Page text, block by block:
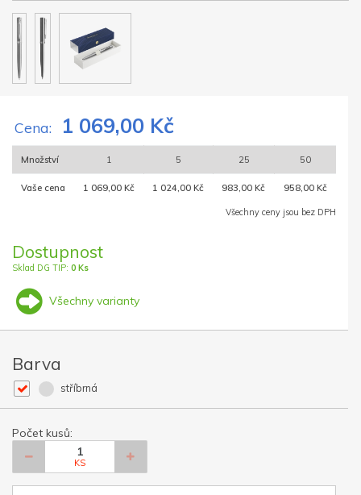
Cena: 1 069,00 Kč
Množství 1 5 25 50
Vaše cena 1 069,00 Kč 1 024,00 Kč 983,00 Kč 958,00 Kč
Všechny ceny jsou bez DPH
Dostupnost
Sklad DG TIP: 0 Ks
Všechny varianty
Barva
stříbrná
Počet kusů:
KS